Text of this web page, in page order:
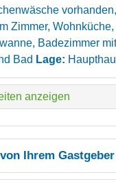
Zimmer,
Badezimmer
Bad Lage:
anzeigen
Ihrem Gastgeber